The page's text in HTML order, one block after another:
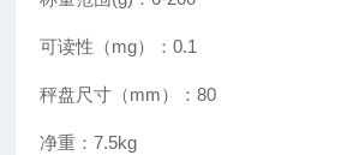
可读性（mg）：0.1
秤盘尺寸（mm）：80
净重：7.5kg